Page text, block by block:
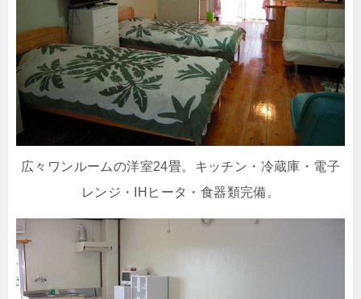
広々ワンルームの洋室24畳。キッチン・冷蔵庫・電子
レンジ・IHヒータ・食器類完備。